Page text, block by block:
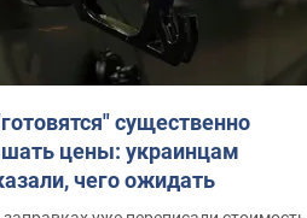
существенно
цены: украинцам
чего ожидать